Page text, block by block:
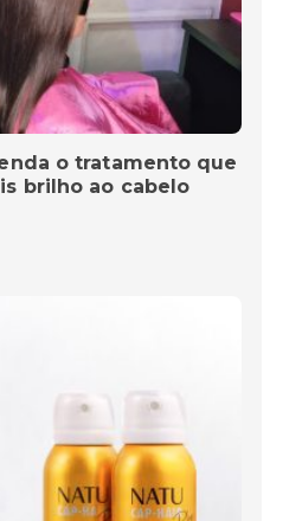
o tratamento que
brilho ao cabelo